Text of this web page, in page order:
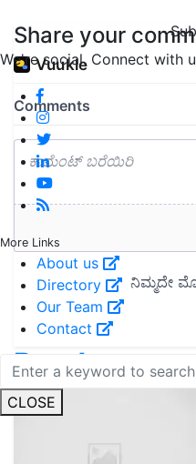
We're social. Connect with
More Links
About us
Directory
Our Team
Contact
CLOSE
Share your
Read next